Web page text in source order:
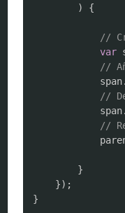
)
{
//
var
//
            span
.
//
            span
.
//
}
}) ;
}